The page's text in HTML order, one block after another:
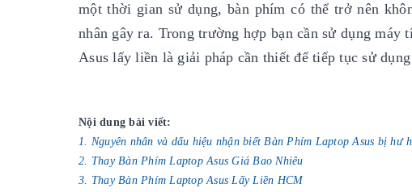
một thời gian sử dụng, bàn phím có thể trở nên
nhân gây ra. Trong trường hợp bạn cần sử dụng
Asus lấy liền là giải pháp cần thiết để tiếp tục sử
Nội dung bài viết:
1. Nguyên nhân và dấu hiệu nhận biết Bàn Phím Laptop Asus bị hư
2. Thay Bàn Phím Laptop Asus Giá Bao Nhiêu
3. Thay Bàn Phím Laptop Asus Lấy Liền HCM